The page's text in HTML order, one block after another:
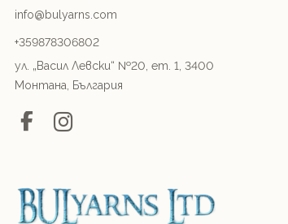
info@bulyarns.com
+359878306802
ул. „Васил Левски“ №20, ет. 1, 3400
Монтана, България